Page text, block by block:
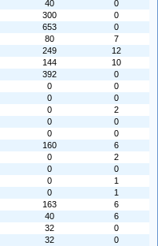
40
0
300
0
653
0
80
7
249
12
144
10
392
0
0
0
0
0
0
2
0
0
0
0
160
6
0
2
0
0
0
1
0
1
163
6
40
6
32
0
32
0